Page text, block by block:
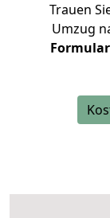
Trauen
Umzug